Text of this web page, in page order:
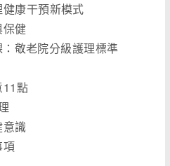
康干預新模式
保健
敬老院分級護理標準
11點
識
項